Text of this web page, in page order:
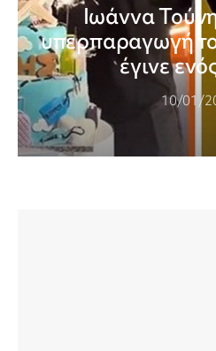
Ιωάννα
υπερπαραγωγή
έγινε
10/01/